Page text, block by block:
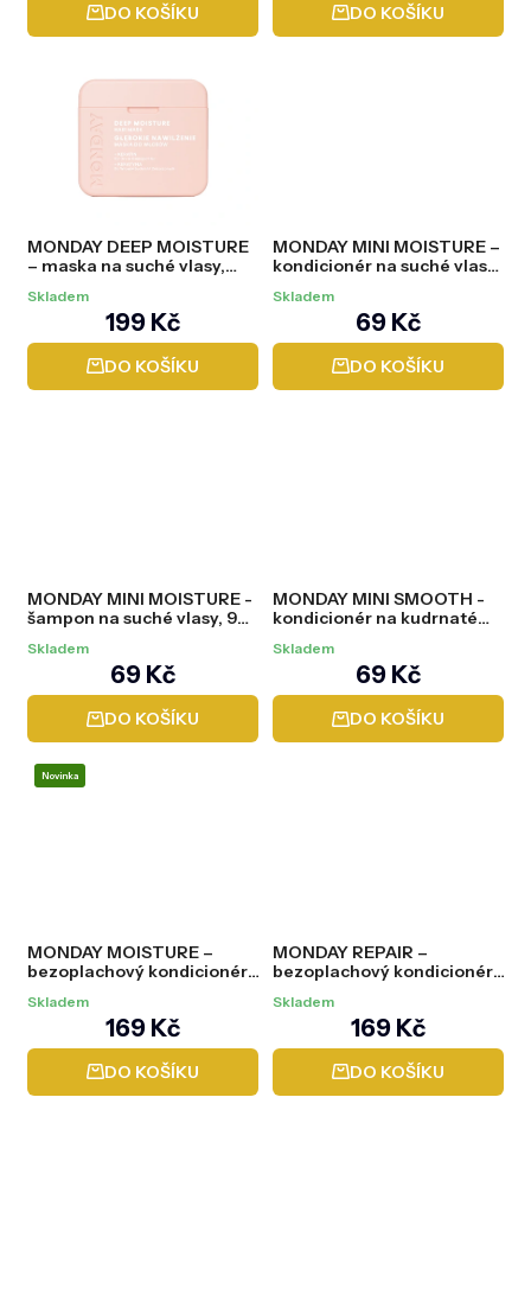
DO KOŠÍKU DO KOŠÍKU
MONDAY DEEP MOISTURE
– maska na suché vlasy,
Skladem
199 Kč
DO KOŠÍKU
MONDAY MINI MOISTURE –
kondicionér na suché vlasy,
Skladem
69 Kč
DO KOŠÍKU
MONDAY MINI MOISTURE -
šampon na suché vlasy, 90
Skladem
69 Kč
DO KOŠÍKU
MONDAY MINI SMOOTH -
kondicionér na kudrnaté
Skladem
69 Kč
DO KOŠÍKU
Novinka
MONDAY MOISTURE –
bezoplachový kondicionér,
Skladem
169 Kč
DO KOŠÍKU
MONDAY REPAIR –
bezoplachový kondicionér,
Skladem
169 Kč
DO KOŠÍKU